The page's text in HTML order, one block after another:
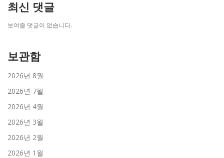
최신 댓글
보여줄 댓글이 없습니다.
보관함
2026년 8월
2026년 7월
2026년 4월
2026년 3월
2026년 2월
2026년 1월